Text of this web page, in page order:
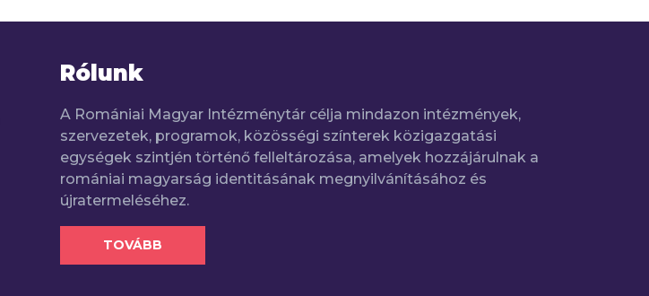
Rólunk
A Romániai Magyar Intézménytár célja mindazon intézmények,
szervezetek, programok, közösségi színterek közigazgatási
egységek szintjén történő felleltározása, amelyek hozzájárulnak a
romániai magyarság identitásának megnyilvánításához és
újratermeléséhez.
TOVÁBB